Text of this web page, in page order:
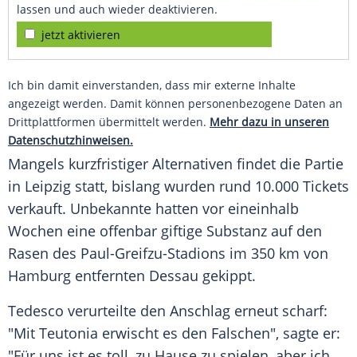
lassen und auch wieder deaktivieren.
jetzt aktivieren
Ich bin damit einverstanden, dass mir externe Inhalte
angezeigt werden. Damit können personenbezogene Daten an
Drittplattformen übermittelt werden. Mehr dazu in unseren
Datenschutzhinweisen.
Mangels kurzfristiger Alternativen findet die Partie
in Leipzig statt, bislang wurden rund 10.000 Tickets
verkauft. Unbekannte hatten vor eineinhalb
Wochen eine offenbar giftige Substanz auf den
Rasen des Paul-Greifzu-Stadions im 350 km von
Hamburg entfernten Dessau gekippt.
Tedesco verurteilte den Anschlag erneut scharf:
"Mit Teutonia erwischt es den Falschen", sagte er: